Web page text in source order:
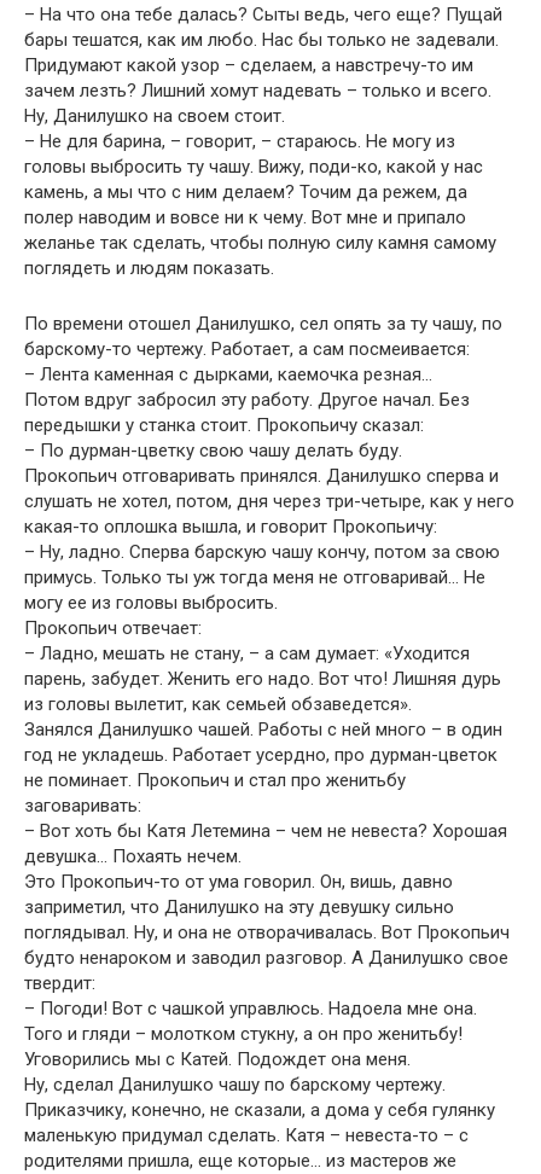
– На что она тебе далась? Сыты ведь, чего еще? Пущай
бары тешатся, как им любо. Нас бы только не задевали.
Придумают какой узор – сделаем, а навстречу-то им
зачем лезть? Лишний хомут надевать – только и всего.
Ну, Данилушко на своем стоит.
– Не для барина, – говорит, – стараюсь. Не могу из
головы выбросить ту чашу. Вижу, поди-ко, какой у нас
камень, а мы что с ним делаем? Точим да режем, да
полер наводим и вовсе ни к чему. Вот мне и припало
желанье так сделать, чтобы полную силу камня самому
поглядеть и людям показать.
По времени отошел Данилушко, сел опять за ту чашу, по
барскому-то чертежу. Работает, а сам посмеивается:
– Лента каменная с дырками, каемочка резная…
Потом вдруг забросил эту работу. Другое начал. Без
передышки у станка стоит. Прокопьичу сказал:
– По дурман-цветку свою чашу делать буду.
Прокопьич отговаривать принялся. Данилушко сперва и
слушать не хотел, потом, дня через три-четыре, как у него
какая-то оплошка вышла, и говорит Прокопьичу:
– Ну, ладно. Сперва барскую чашу кончу, потом за свою
примусь. Только ты уж тогда меня не отговаривай… Не
могу ее из головы выбросить.
Прокопьич отвечает:
– Ладно, мешать не стану, – а сам думает: «Уходится
парень, забудет. Женить его надо. Вот что! Лишняя дурь
из головы вылетит, как семьей обзаведется».
Занялся Данилушко чашей. Работы с ней много – в один
год не укладешь. Работает усердно, про дурман-цветок
не поминает. Прокопьич и стал про женитьбу
заговаривать:
– Вот хоть бы Катя Летемина – чем не невеста? Хорошая
девушка… Похаять нечем.
Это Прокопьич-то от ума говорил. Он, вишь, давно
заприметил, что Данилушко на эту девушку сильно
поглядывал. Ну, и она не отворачивалась. Вот Прокопьич
будто ненароком и заводил разговор. А Данилушко свое
твердит:
– Погоди! Вот с чашкой управлюсь. Надоела мне она.
Того и гляди – молотком стукну, а он про женитьбу!
Уговорились мы с Катей. Подождет она меня.
Ну, сделал Данилушко чашу по барскому чертежу.
Приказчику, конечно, не сказали, а дома у себя гулянку
маленькую придумал сделать. Катя – невеста-то – с
родителями пришла, еще которые… из мастеров же